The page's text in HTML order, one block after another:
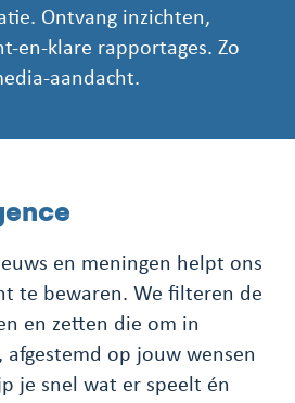
Ontvang inzichten,
en-klare rapportages. Zo
aandacht.
en meningen helpt ons
te bewaren. We filteren de
en zetten die om in
op jouw wensen
je snel wat er speelt én